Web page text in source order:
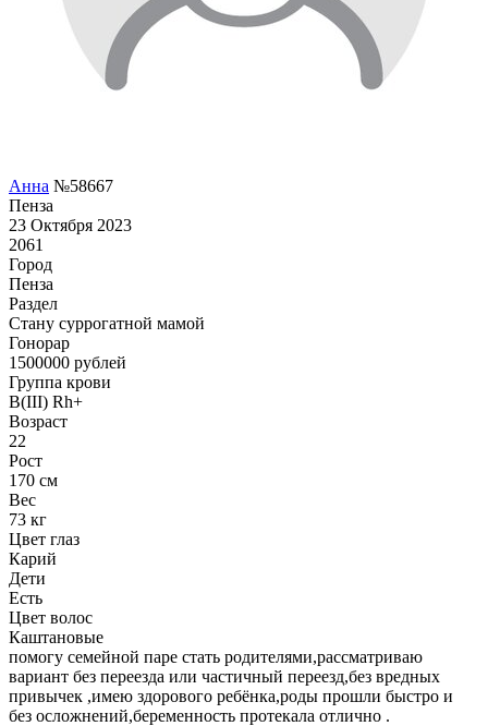
Анна №58667
Пенза
23 Октября 2023
2061
Город
Пенза
Раздел
Cтану суррогатной мамой
Гонoрар
1500000 рублей
Группа крови
B(III) Rh+
Возраст
22
Рост
170 см
Вес
73 кг
Цвет глаз
Карий
Дети
Есть
Цвет волос
Каштановые
помогу семейной паре стать родителями,рассматриваю
вариант без переезда или частичный переезд,без вредных
привычек ,имею здорового ребёнка,роды прошли быстро и
без осложнений,беременность протекала отлично .